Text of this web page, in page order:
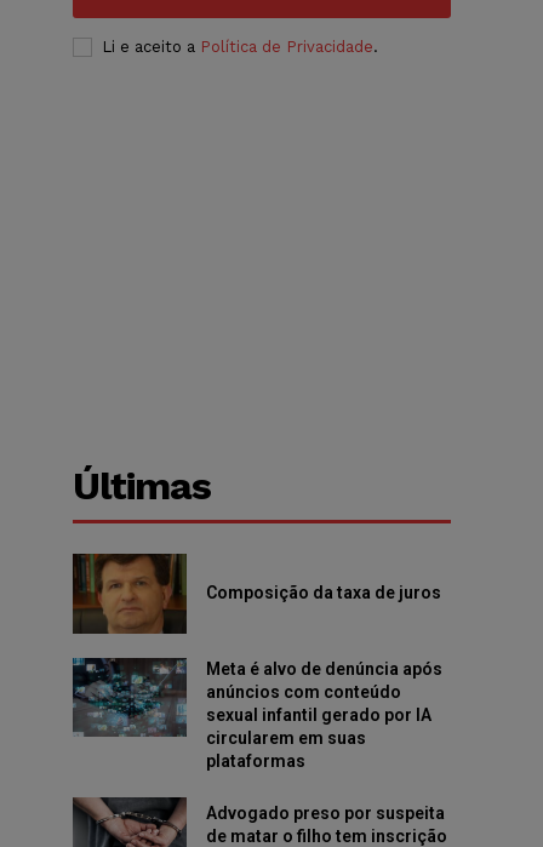
Li e aceito a Política de Privacidade.
Últimas
Composição da taxa de juros
Meta é alvo de denúncia após
anúncios com conteúdo
sexual infantil gerado por IA
circularem em suas
plataformas
Advogado preso por suspeita
de matar o filho tem inscrição